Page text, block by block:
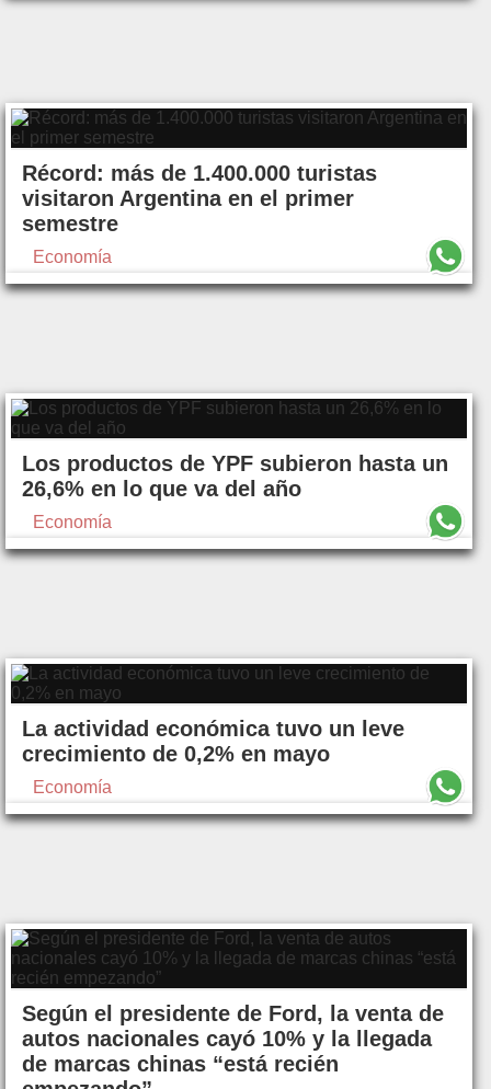
Récord: más de 1.400.000 turistas
visitaron Argentina en el primer
semestre
Economía
Los productos de YPF subieron hasta un
26,6% en lo que va del año
Economía
La actividad económica tuvo un leve
crecimiento de 0,2% en mayo
Economía
Según el presidente de Ford, la venta de
autos nacionales cayó 10% y la llegada
de marcas chinas “está recién